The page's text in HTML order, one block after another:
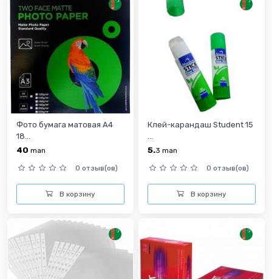
Фото бумага матовая А4
18...
40 man
0 отзыв(ов)
В корзину
Клей-карандаш Student 15
5.3 man
0 отзыв(ов)
В корзину